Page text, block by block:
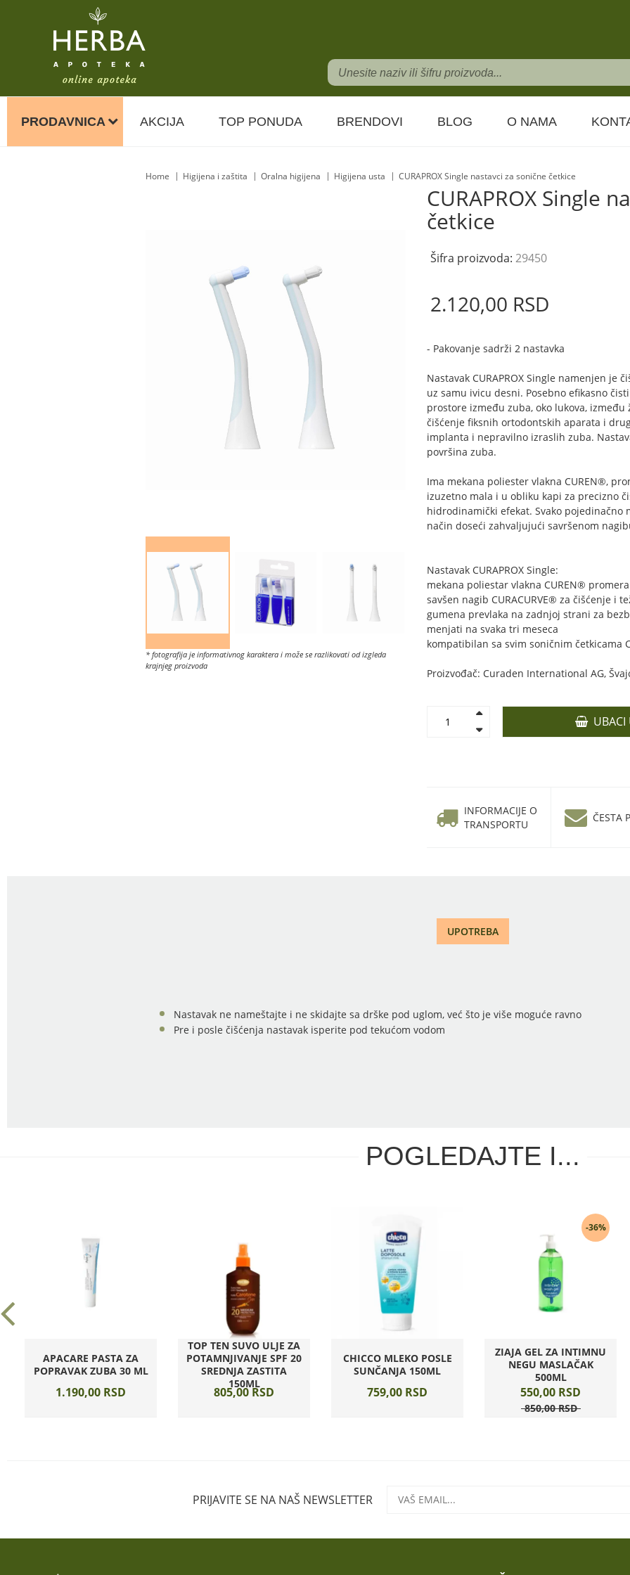
PRODAVNICA AKCIJA TOP PONUDA BRENDOVI BLOG O NAMA
Home Higijena i zaštita Oralna higijena Higijena usta CURAPROX Single nastavci za sonične četkice
* fotografija je informativnog karaktera i može se razlikovati od izgleda
krajnjeg proizvoda
CURAPROX Single
četkice
Šifra proizvoda: 29450
2.120,00 RSD
- Pakovanje sadrži 2 nastavka
Nastavak CURAPROX Single namenjen je
uz samu ivicu desni. Posebno efikasno
prostore između zuba, oko lukova,
čišćenje fiksnih ortodontskih aparata i
implanta i nepravilno izraslih zuba.
površina zuba.
Ima mekana poliester vlakna CUREN®,
izuzetno mala i u obliku kapi za precizno
hidrodinamički efekat. Svako pojedinačno
način doseći zahvaljujući savršenom
Nastavak CURAPROX Single:
mekana poliestar vlakna CUREN®
savšen nagib CURACURVE® za čišćenje i
gumena prevlaka na zadnjoj strani za
menjati na svaka tri meseca
kompatibilan sa svim soničnim četkicama
Proizvođač: Curaden International AG,
UBACI
INFORMACIJE O
TRANSPORTU
ČESTA
UPOTREBA
Nastavak ne nameštajte i ne skidajte sa drške pod uglom, već što je više moguće ravno
Pre i posle čišćenja nastavak isperite pod tekućom vodom
POGLEDAJTE I...
APACARE PASTA ZA
POPRAVAK ZUBA 30 ML
1.190,00 RSD
TOP TEN SUVO ULJE ZA
POTAMNJIVANJE SPF 20
SREDNJA ZASTITA
150ML
805,00 RSD
CHICCO MLEKO POSLE
SUNČANJA 150ML
759,00 RSD
-36%
ZIAJA GEL ZA INTIMNU
NEGU MASLAČAK
500ML
550,00 RSD
850,00 RSD
PRIJAVITE SE NA NAŠ NEWSLETTER